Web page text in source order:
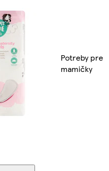
Potreby pre
mamičky